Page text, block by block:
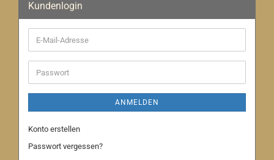
Kundenlogin
E-
Mail-
Adresse
Passwort
ANMELDEN
Konto erstellen
Passwort vergessen?